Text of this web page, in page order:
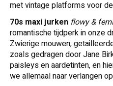
met vintage platforms voor
70s maxi jurken flowy &
romantische tijdperk in onze
Zwierige mouwen,
zoals gedragen door Jane
paisleys en aardetinten, en
we allemaal naar verlangen